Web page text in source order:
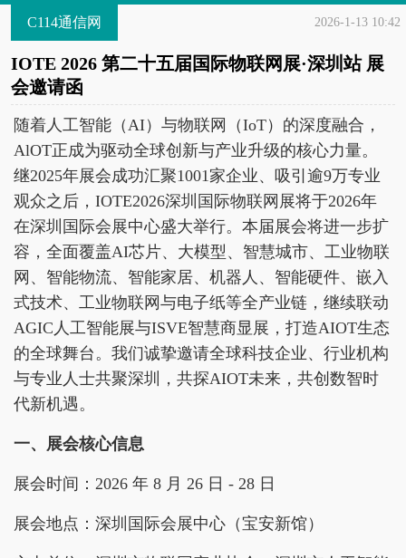
C114通信网 2026-1-13 10:42
IOTE 2026 第二十五届国际物联网展·深圳站 展
会邀请函
随着人工智能（AI）与物联网（IoT）的深度融合，
AlOT正成为驱动全球创新与产业升级的核心力量。
继2025年展会成功汇聚1001家企业、吸引逾9万专业
观众之后，IOTE2026深圳国际物联网展将于2026年
在深圳国际会展中心盛大举行。本届展会将进一步扩
容，全面覆盖AI芯片、大模型、智慧城市、工业物联
网、智能物流、智能家居、机器人、智能硬件、嵌入
式技术、工业物联网与电子纸等全产业链，继续联动
AGIC人工智能展与ISVE智慧商显展，打造AIOT生态
的全球舞台。我们诚挚邀请全球科技企业、行业机构
与专业人士共聚深圳，共探AIOT未来，共创数智时
代新机遇。
一、展会核心信息
展会时间：2026 年 8 月 26 日 - 28 日
展会地点：深圳国际会展中心（宝安新馆）